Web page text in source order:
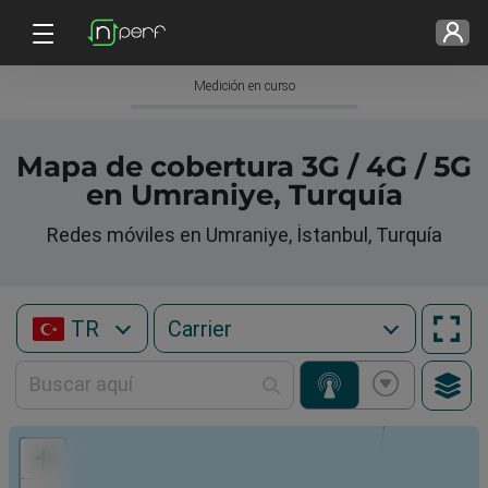
Medición en curso
Mapa de cobertura 3G / 4G / 5G
en Umraniye, Turquía
Redes móviles en Umraniye, İstanbul, Turquía
TR